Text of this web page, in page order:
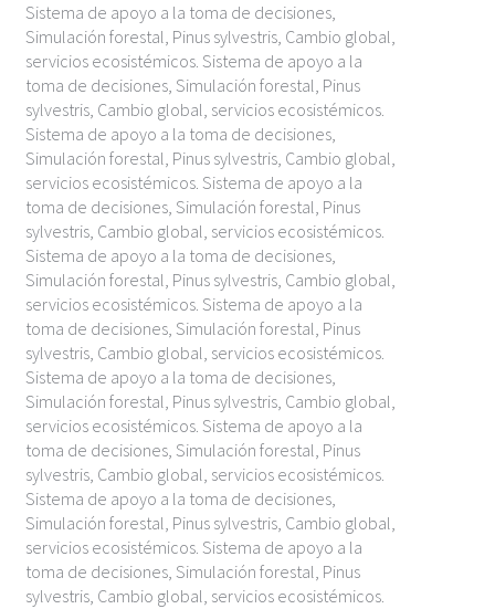
Sistema de apoyo a la toma de decisiones,
Simulación forestal, Pinus sylvestris, Cambio global,
servicios ecosistémicos. Sistema de apoyo a la
toma de decisiones, Simulación forestal, Pinus
sylvestris, Cambio global, servicios ecosistémicos.
Sistema de apoyo a la toma de decisiones,
Simulación forestal, Pinus sylvestris, Cambio global,
servicios ecosistémicos. Sistema de apoyo a la
toma de decisiones, Simulación forestal, Pinus
sylvestris, Cambio global, servicios ecosistémicos.
Sistema de apoyo a la toma de decisiones,
Simulación forestal, Pinus sylvestris, Cambio global,
servicios ecosistémicos. Sistema de apoyo a la
toma de decisiones, Simulación forestal, Pinus
sylvestris, Cambio global, servicios ecosistémicos.
Sistema de apoyo a la toma de decisiones,
Simulación forestal, Pinus sylvestris, Cambio global,
servicios ecosistémicos. Sistema de apoyo a la
toma de decisiones, Simulación forestal, Pinus
sylvestris, Cambio global, servicios ecosistémicos.
Sistema de apoyo a la toma de decisiones,
Simulación forestal, Pinus sylvestris, Cambio global,
servicios ecosistémicos. Sistema de apoyo a la
toma de decisiones, Simulación forestal, Pinus
sylvestris, Cambio global, servicios ecosistémicos.